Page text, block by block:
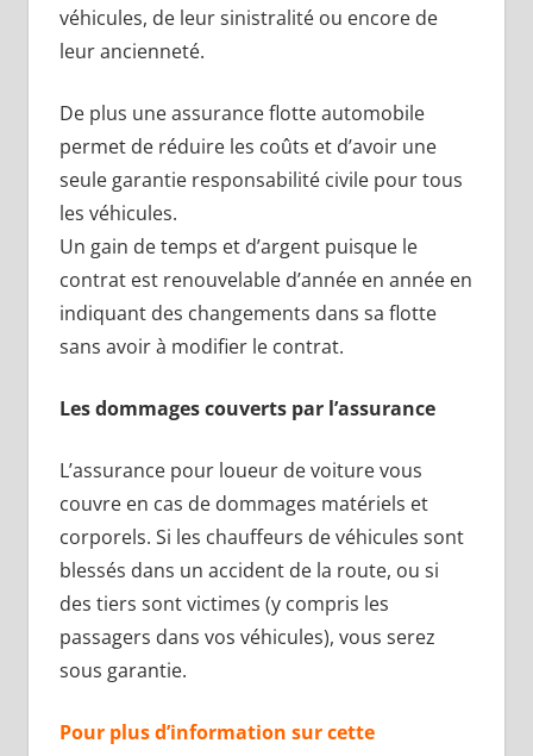
véhicules, de leur sinistralité ou encore de
leur ancienneté.
De plus une assurance flotte automobile
permet de réduire les coûts et d’avoir une
seule garantie responsabilité civile pour tous
les véhicules.
Un gain de temps et d’argent puisque le
contrat est renouvelable d’année en année en
indiquant des changements dans sa flotte
sans avoir à modifier le contrat.
Les dommages couverts par l’assurance
L’assurance pour loueur de voiture vous
couvre en cas de dommages matériels et
corporels. Si les chauffeurs de véhicules sont
blessés dans un accident de la route, ou si
des tiers sont victimes (y compris les
passagers dans vos véhicules), vous serez
sous garantie.
Pour plus d’information sur cette